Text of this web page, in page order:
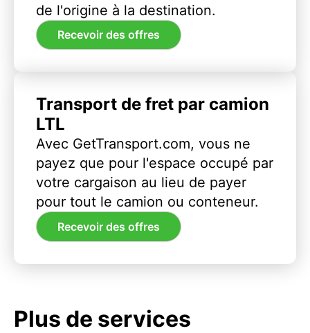
de l'origine à la destination.
Recevoir des offres
Transport de fret par camion
LTL
Avec GetTransport.com, vous ne
payez que pour l'espace occupé par
votre cargaison au lieu de payer
pour tout le camion ou conteneur.
Recevoir des offres
Plus de services